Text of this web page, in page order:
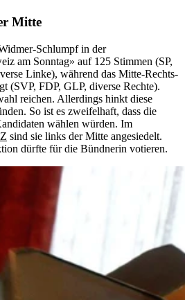
Mitte
Schlumpf in der
am Sonntag» auf 125 Stimmen (SP,
Linke), während das Mitte-Rechts-
(SVP, FDP, GLP, diverse Rechte).
reichen. Allerdings hinkt diese
So ist es zweifelhaft, dass die
wählen würden. Im
sind sie links der Mitte angesiedelt.
dürfte für die Bündnerin votieren.